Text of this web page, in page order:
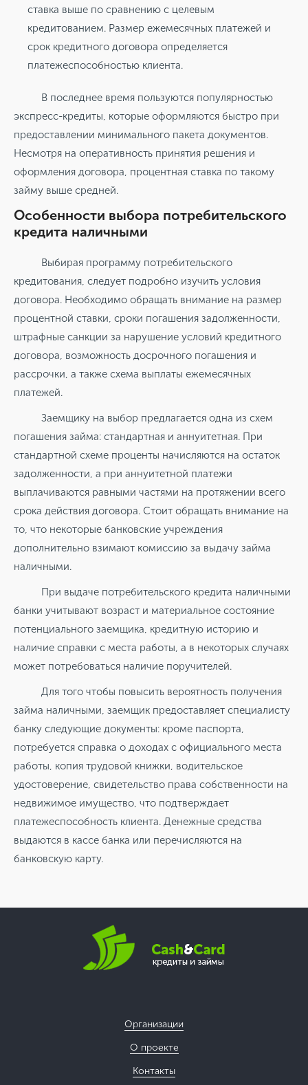
ставка выше по сравнению с целевым
кредитованием. Размер ежемесячных платежей и
срок кредитного договора определяется
платежеспособностью клиента.
В последнее время пользуются популярностью
экспресс-кредиты, которые оформляются быстро при
предоставлении минимального пакета документов.
Несмотря на оперативность принятия решения и
оформления договора, процентная ставка по такому
займу выше средней.
Особенности выбора потребительского
кредита наличными
Выбирая программу потребительского
кредитования, следует подробно изучить условия
договора. Необходимо обращать внимание на размер
процентной ставки, сроки погашения задолженности,
штрафные санкции за нарушение условий кредитного
договора, возможность досрочного погашения и
рассрочки, а также схема выплаты ежемесячных
платежей.
Заемщику на выбор предлагается одна из схем
погашения займа: стандартная и аннуитетная. При
стандартной схеме проценты начисляются на остаток
задолженности, а при аннуитетной платежи
выплачиваются равными частями на протяжении всего
срока действия договора. Стоит обращать внимание на
то, что некоторые банковские учреждения
дополнительно взимают комиссию за выдачу займа
наличными.
При выдаче потребительского кредита наличными
банки учитывают возраст и материальное состояние
потенциального заемщика, кредитную историю и
наличие справки с места работы, а в некоторых случаях
может потребоваться наличие поручителей.
Для того чтобы повысить вероятность получения
займа наличными, заемщик предоставляет специалисту
банку следующие документы: кроме паспорта,
потребуется справка о доходах с официального места
работы, копия трудовой книжки, водительское
удостоверение, свидетельство права собственности на
недвижимое имущество, что подтверждает
платежеспособность клиента. Денежные средства
выдаются в кассе банка или перечисляются на
банковскую карту.
Организации
О проекте
Контакты